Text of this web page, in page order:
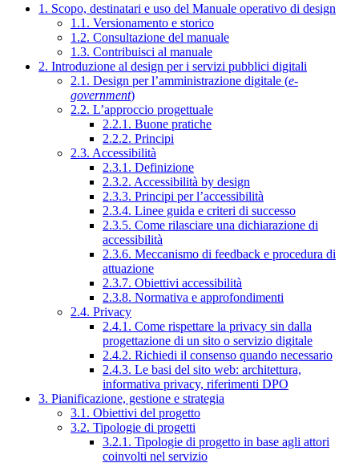
1. Scopo, destinatari e uso del Manuale operativo di design
1.1. Versionamento e storico
1.2. Consultazione del manuale
1.3. Contribuisci al manuale
2. Introduzione al design per i servizi pubblici digitali
2.1. Design per l’amministrazione digitale (e-
government)
2.2. L’approccio progettuale
2.2.1. Buone pratiche
2.2.2. Principi
2.3. Accessibilità
2.3.1. Definizione
2.3.2. Accessibilità by design
2.3.3. Principi per l’accessibilità
2.3.4. Linee guida e criteri di successo
2.3.5. Come rilasciare una dichiarazione di
accessibilità
2.3.6. Meccanismo di feedback e procedura di
attuazione
2.3.7. Obiettivi accessibilità
2.3.8. Normativa e approfondimenti
2.4. Privacy
2.4.1. Come rispettare la privacy sin dalla
progettazione di un sito o servizio digitale
2.4.2. Richiedi il consenso quando necessario
2.4.3. Le basi del sito web: architettura,
informativa privacy, riferimenti DPO
3. Pianificazione, gestione e strategia
3.1. Obiettivi del progetto
3.2. Tipologie di progetti
3.2.1. Tipologie di progetto in base agli attori
coinvolti nel servizio